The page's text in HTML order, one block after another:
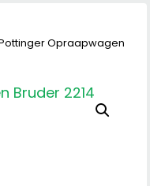
Opraapwagen